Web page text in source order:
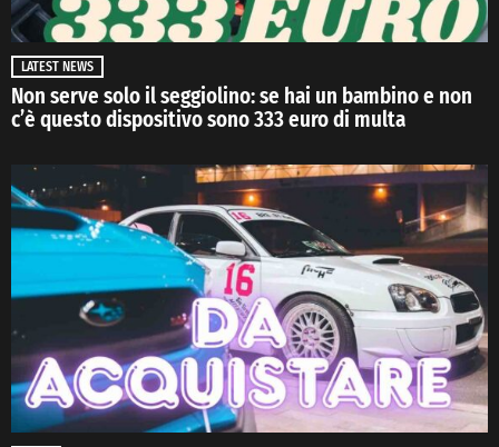
LATEST NEWS
Non serve solo il seggiolino: se hai un bambino e non
c’è questo dispositivo sono 333 euro di multa